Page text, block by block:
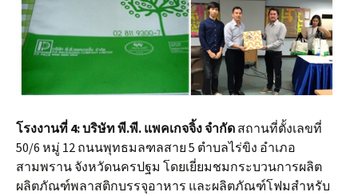
โรงงานที่ 4:บริษัท พี.พี. แพคเกจจิ้ง จำกัด สถานที่ตั้งเลขที่
50/6 หมู่ 12 ถนนพุทธมลฑลสาย 5 ตำบลไร่ขิง อำเภอ
สามพราน จังหวัดนครปฐม โดยเยี่ยมชมกระบวนการผลิต
ผลิตภัณฑ์พลาสติกบรรจุอาหาร และผลิตภัณฑ์โฟมสำหรับ